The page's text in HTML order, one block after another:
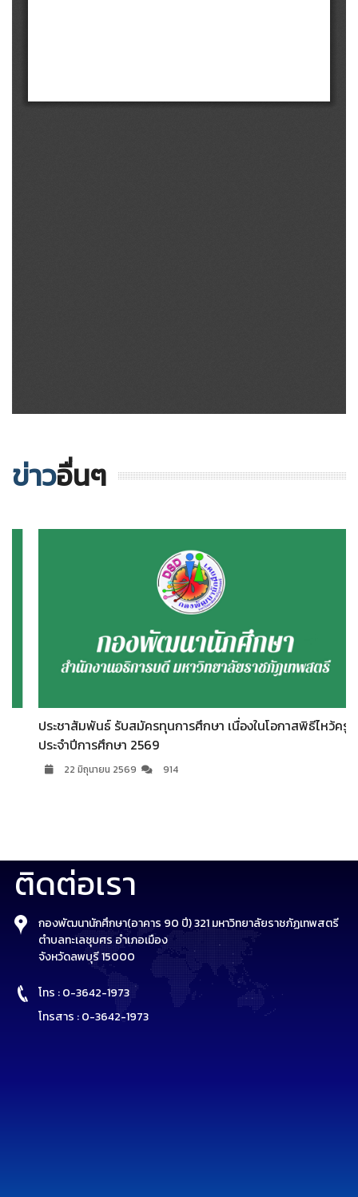
ข่าวอื่นๆ
ประชาสัมพันธ์ รับสมัครทุนการศึกษา เนื่องในโอกาสพิธีไหว้ครู
ประจำปีการศึกษา 2569
22 มิถุนายน 2569 914
ติดต่อเรา
กองพัฒนานักศึกษา(อาคาร 90 ปี) 321 มหาวิทยาลัยราชภัฏเทพสตรี
ตำบลทะเลชุบศร อำเภอเมือง
จังหวัดลพบุรี 15000
โทร : 0-3642-1973
โทรสาร : 0-3642-1973